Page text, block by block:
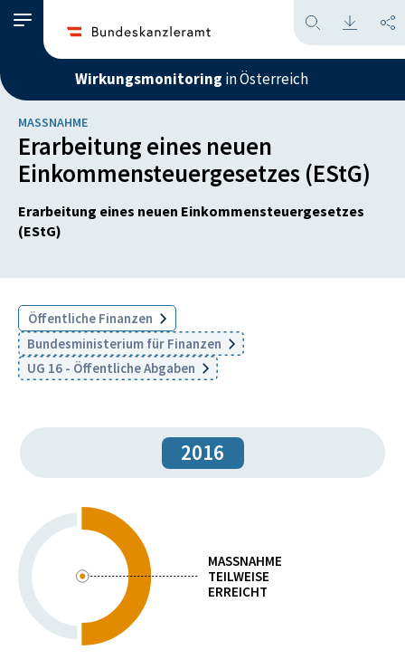
Wirkungsmonitoring in Österreich
MASSNAHME
Erarbeitung eines neuen
Einkommensteuergesetzes (EStG)
Erarbeitung eines neuen Einkommensteuergesetzes
(EStG)
Öffentliche Finanzen
Bundesministerium für Finanzen
UG 16 - Öffentliche Abgaben
2016
MASSNAHME
TEILWEISE
ERREICHT